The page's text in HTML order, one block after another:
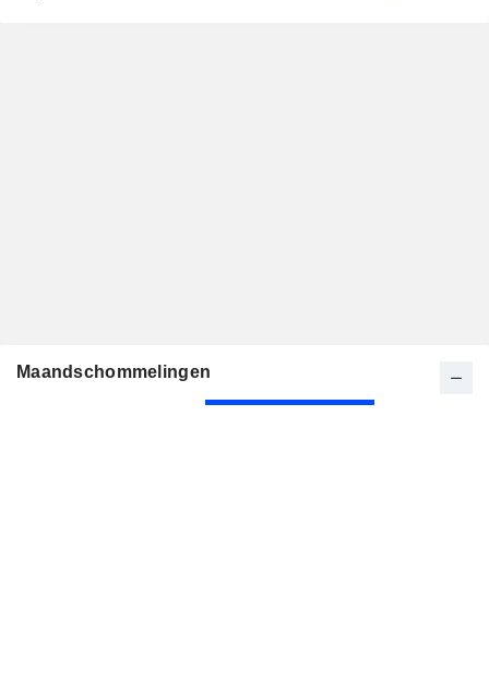
Maandschommelingen